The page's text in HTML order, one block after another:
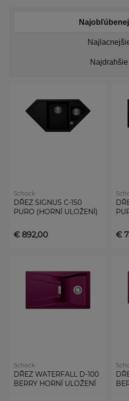
Najdrahšie
Schock
DŘEZ SIGNUS C-150
PURO (HORNÍ ULOŽENÍ)
€ 892,00 €
Schock
DŘEZ WATERFALL D-100
BERRY HORNÍ ULOŽENÍ